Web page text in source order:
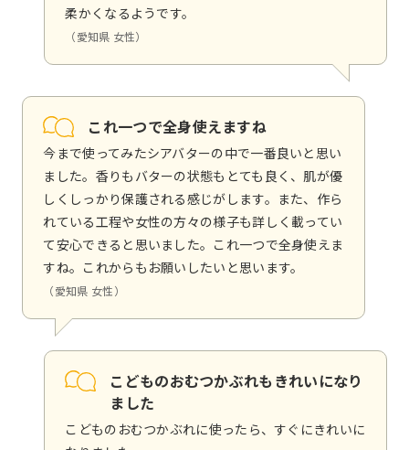
柔かくなるようです。
（愛知県 女性）
これ一つで全身使えますね
今まで使ってみたシアバターの中で一番良いと思い
ました。香りもバターの状態もとても良く、肌が優
しくしっかり保護される感じがします。また、作ら
れている工程や女性の方々の様子も詳しく載ってい
て安心できると思いました。これ一つで全身使えま
すね。これからもお願いしたいと思います。
（愛知県 女性）
こどものおむつかぶれもきれいになり
ました
こどものおむつかぶれに使ったら、すぐにきれいに